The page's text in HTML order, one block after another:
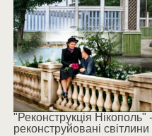
"Реконструкція Нікополь"
реконструйовані